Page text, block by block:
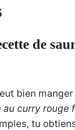
de
bien
au curry rouge
tu